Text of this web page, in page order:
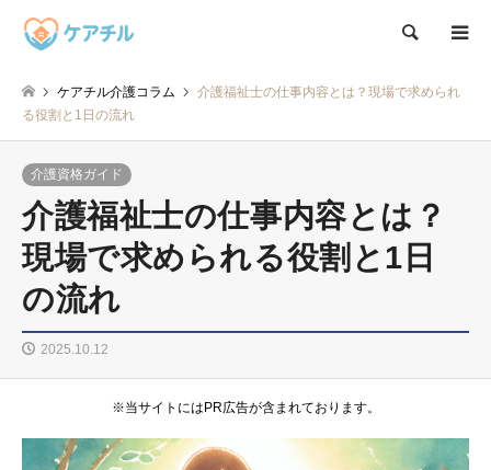
検索
ケアチル介護コラム
介護福祉士の仕事内容とは？現場で求められ
る役割と1日の流れ
介護資格ガイド
介護福祉士の仕事内容とは？
現場で求められる役割と1日
の流れ
2025.10.12
※当サイトにはPR広告が含まれております。